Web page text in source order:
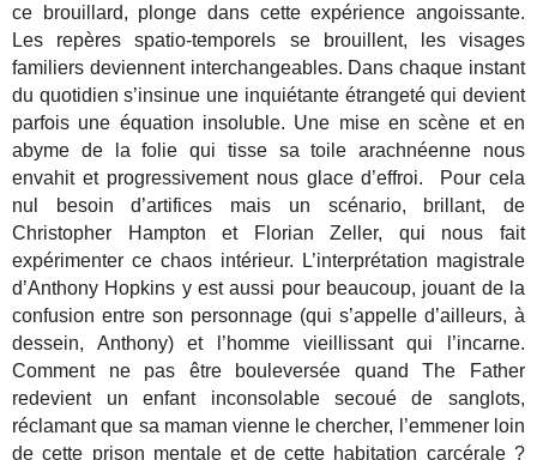
ce brouillard, plonge dans cette expérience angoissante.
Les repères spatio-temporels se brouillent, les visages
familiers deviennent interchangeables. Dans chaque instant
du quotidien s’insinue une inquiétante étrangeté qui devient
parfois une équation insoluble. Une mise en scène et en
abyme de la folie qui tisse sa toile arachnéenne nous
envahit et progressivement nous glace d’effroi. Pour cela
nul besoin d’artifices mais un scénario, brillant, de
Christopher Hampton et Florian Zeller, qui nous fait
expérimenter ce chaos intérieur. L’interprétation magistrale
d’Anthony Hopkins y est aussi pour beaucoup, jouant de la
confusion entre son personnage (qui s’appelle d’ailleurs, à
dessein, Anthony) et l’homme vieillissant qui l’incarne.
Comment ne pas être bouleversée quand The Father
redevient un enfant inconsolable secoué de sanglots,
réclamant que sa maman vienne le chercher, l’emmener loin
de cette prison mentale et de cette habitation carcérale ?